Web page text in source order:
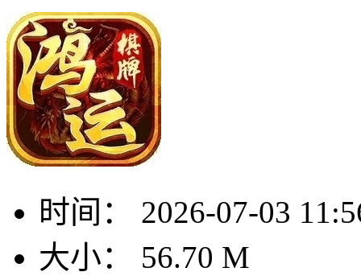
时间：
2026-07-03
大小：
56.70 M